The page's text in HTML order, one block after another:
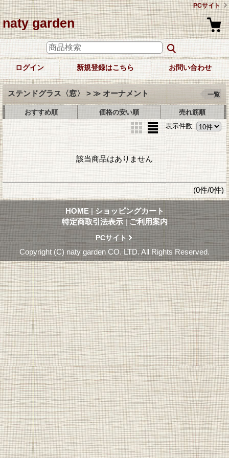
PCサイト
naty garden
ログイン 新規登録はこちら お問い合わせ
ステンドグラス〈窓〉 > ≫ オーナメント 一覧
おすすめ順 価格の安い順
売れ筋順
表示件数:
該当商品はありません
(0件/0件)
HOME | ショッピングカート
特定商取引法表示 | ご利用案内
PCサイト
Copyright (C) naty garden CO. LTD. All Rights Reserved.